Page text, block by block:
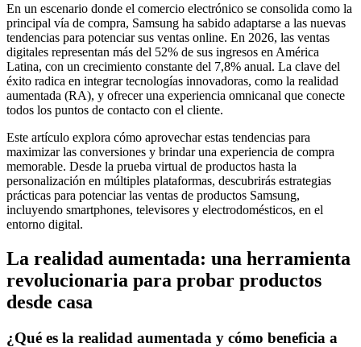
En un escenario donde el comercio electrónico se consolida como la
principal vía de compra, Samsung ha sabido adaptarse a las nuevas
tendencias para potenciar sus ventas online. En 2026, las ventas
digitales representan más del 52% de sus ingresos en América
Latina, con un crecimiento constante del 7,8% anual. La clave del
éxito radica en integrar tecnologías innovadoras, como la realidad
aumentada (RA), y ofrecer una experiencia omnicanal que conecte
todos los puntos de contacto con el cliente.
Este artículo explora cómo aprovechar estas tendencias para
maximizar las conversiones y brindar una experiencia de compra
memorable. Desde la prueba virtual de productos hasta la
personalización en múltiples plataformas, descubrirás estrategias
prácticas para potenciar las ventas de productos Samsung,
incluyendo smartphones, televisores y electrodomésticos, en el
entorno digital.
La realidad aumentada: una herramienta
revolucionaria para probar productos
desde casa
¿Qué es la realidad aumentada y cómo beneficia a